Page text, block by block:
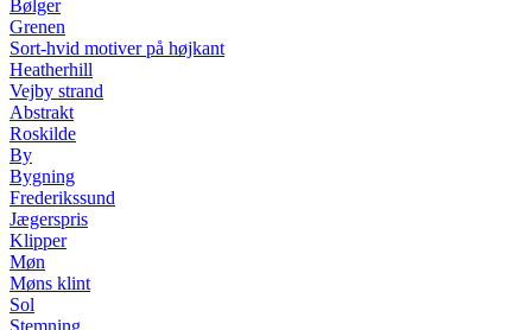
Bølger
Grenen
Sort-hvid motiver på højkant
Heatherhill
Vejby strand
Abstrakt
Roskilde
By
Bygning
Frederikssund
Jægerspris
Klipper
Møn
Møns klint
Sol
Stemning